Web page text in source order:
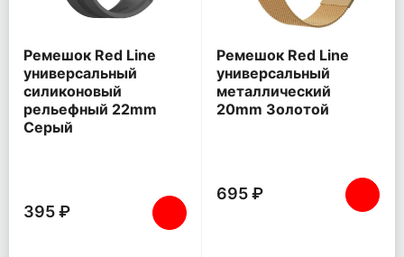
Ремешок Red Line
универсальный
силиконовый
рельефный 22mm
Серый
395 ₽
Ремешок Red Line
универсальный
металлический
20mm Золотой
695 ₽